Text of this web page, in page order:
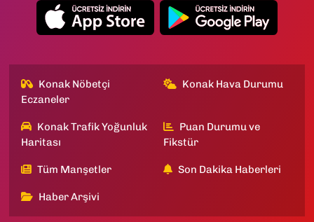
Konak Nöbetçi
Eczaneler
Konak Hava Durumu
Konak Trafik Yoğunluk
Haritası
Puan Durumu ve
Fikstür
Tüm Manşetler Son Dakika Haberleri
Haber Arşivi